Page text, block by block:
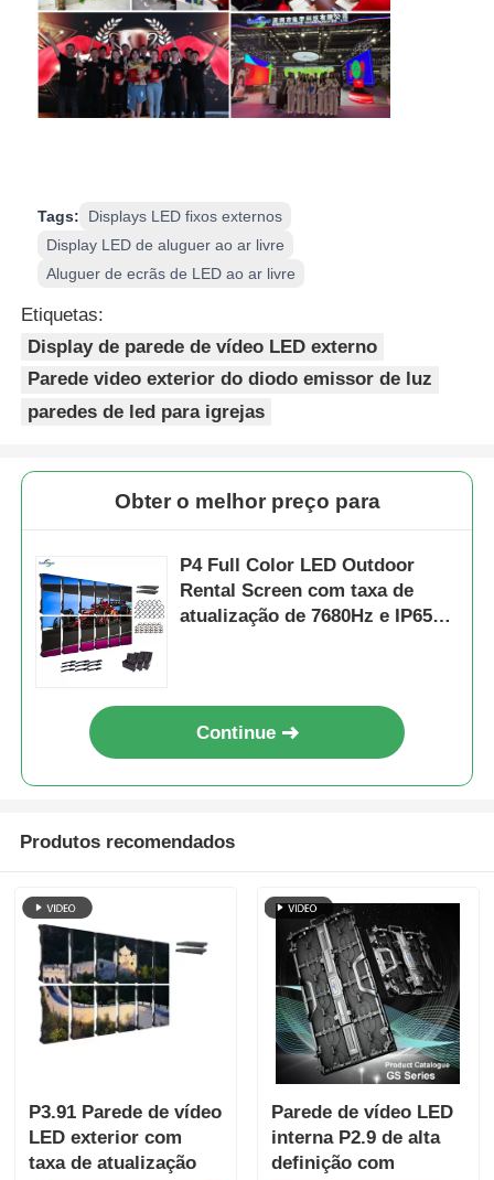
Tags:
Displays LED fixos externos
Display LED de aluguer ao ar livre
Aluguer de ecrãs de LED ao ar livre
Etiquetas:
Display de parede de vídeo LED externo
Parede video exterior do diodo emissor de luz
paredes de led para igrejas
Obter o melhor preço para
P4 Full Color LED Outdoor
Rental Screen com taxa de
atualização de 7680Hz e IP65
Continue
Produtos recomendados
P3.91 Parede de vídeo
LED exterior com
taxa de atualização
Parede de vídeo LED
interna P2.9 de alta
definição com